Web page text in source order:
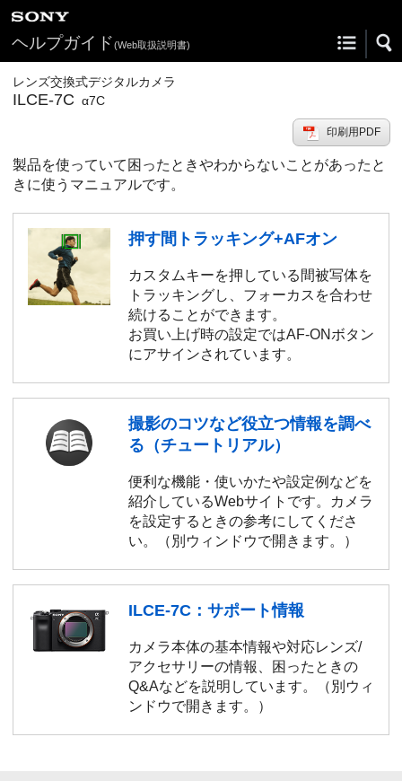
ヘルプガイド(Web取扱説明書)
レンズ交換式デジタルカメラ
ILCE-7C α7C
印刷用PDF
製品を使っていて困ったときやわからないことがあったと
きに使うマニュアルです。
押す間トラッキング+AFオン
カスタムキーを押している間被写体を
トラッキングし、フォーカスを合わせ
続けることができます。
お買い上げ時の設定ではAF-ONボタン
にアサインされています。
撮影のコツなど役立つ情報を調べ
る（チュートリアル）
便利な機能・使いかたや設定例などを
紹介しているWebサイトです。カメラ
を設定するときの参考にしてくださ
い。（別ウィンドウで開きます。）
ILCE-7C：サポート情報
カメラ本体の基本情報や対応レンズ/
アクセサリーの情報、困ったときの
Q&Aなどを説明しています。（別ウィ
ンドウで開きます。）